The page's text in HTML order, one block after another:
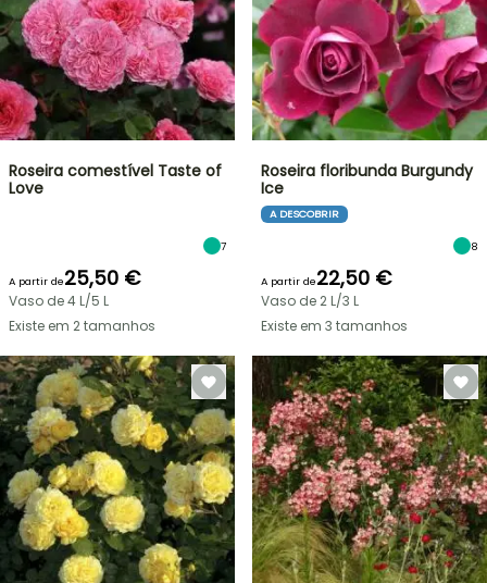
Roseira comestível Taste of
Love
7
A partir de25,50 €
Vaso de 4 L/5 L
Existe em 2 tamanhos
Roseira floribunda Burgundy
Ice
A DESCOBRIR
8
A partir de22,50 €
Vaso de 2 L/3 L
Existe em 3 tamanhos